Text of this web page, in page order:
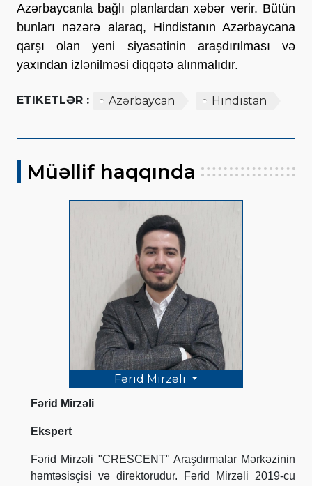
Azərbaycanla bağlı planlardan xəbər verir. Bütün
bunları nəzərə alaraq, Hindistanın Azərbaycana
qarşı olan yeni siyasətinin araşdırılması və
yaxından izlənilməsi diqqətə alınmalıdır.
ETIKETLƏR : Azərbaycan Hindistan
Müəllif haqqında
Fərid Mirzəli
Fərid Mirzəli
Ekspert
Fərid Mirzəli "CRESCENT" Araşdırmalar Mərkəzinin
həmtəsisçisi və direktorudur. Fərid Mirzəli 2019-cu